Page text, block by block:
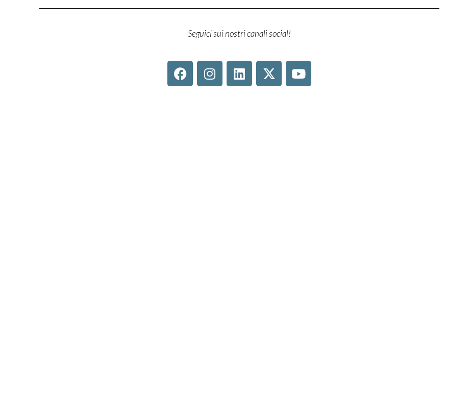
Seguici sui nostri canali social!